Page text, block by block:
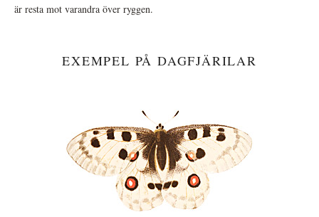
är resta mot varandra över ryggen.
EXEMPEL PÅ DAGFJÄRILAR